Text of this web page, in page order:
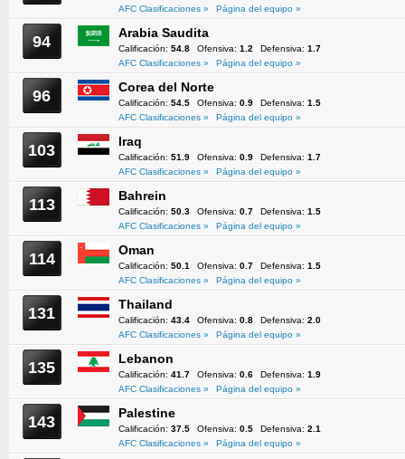
AFC Clasificaciones »
Página del equipo »
94 Arabia Saudita
Calificación: 54.8 Ofensiva: 1.2 Defensiva: 1.7
AFC Clasificaciones »
Página del equipo »
96 Corea del Norte
Calificación: 54.5 Ofensiva: 0.9 Defensiva: 1.5
AFC Clasificaciones »
Página del equipo »
103 Iraq
Calificación: 51.9 Ofensiva: 0.9 Defensiva: 1.7
AFC Clasificaciones »
Página del equipo »
113 Bahrein
Calificación: 50.3 Ofensiva: 0.7 Defensiva: 1.5
AFC Clasificaciones »
Página del equipo »
114 Oman
Calificación: 50.1 Ofensiva: 0.7 Defensiva: 1.5
AFC Clasificaciones »
Página del equipo »
131 Thailand
Calificación: 43.4 Ofensiva: 0.8 Defensiva: 2.0
AFC Clasificaciones »
Página del equipo »
135 Lebanon
Calificación: 41.7 Ofensiva: 0.6 Defensiva: 1.9
AFC Clasificaciones »
Página del equipo »
143 Palestine
Calificación: 37.5 Ofensiva: 0.5 Defensiva: 2.1
AFC Clasificaciones »
Página del equipo »